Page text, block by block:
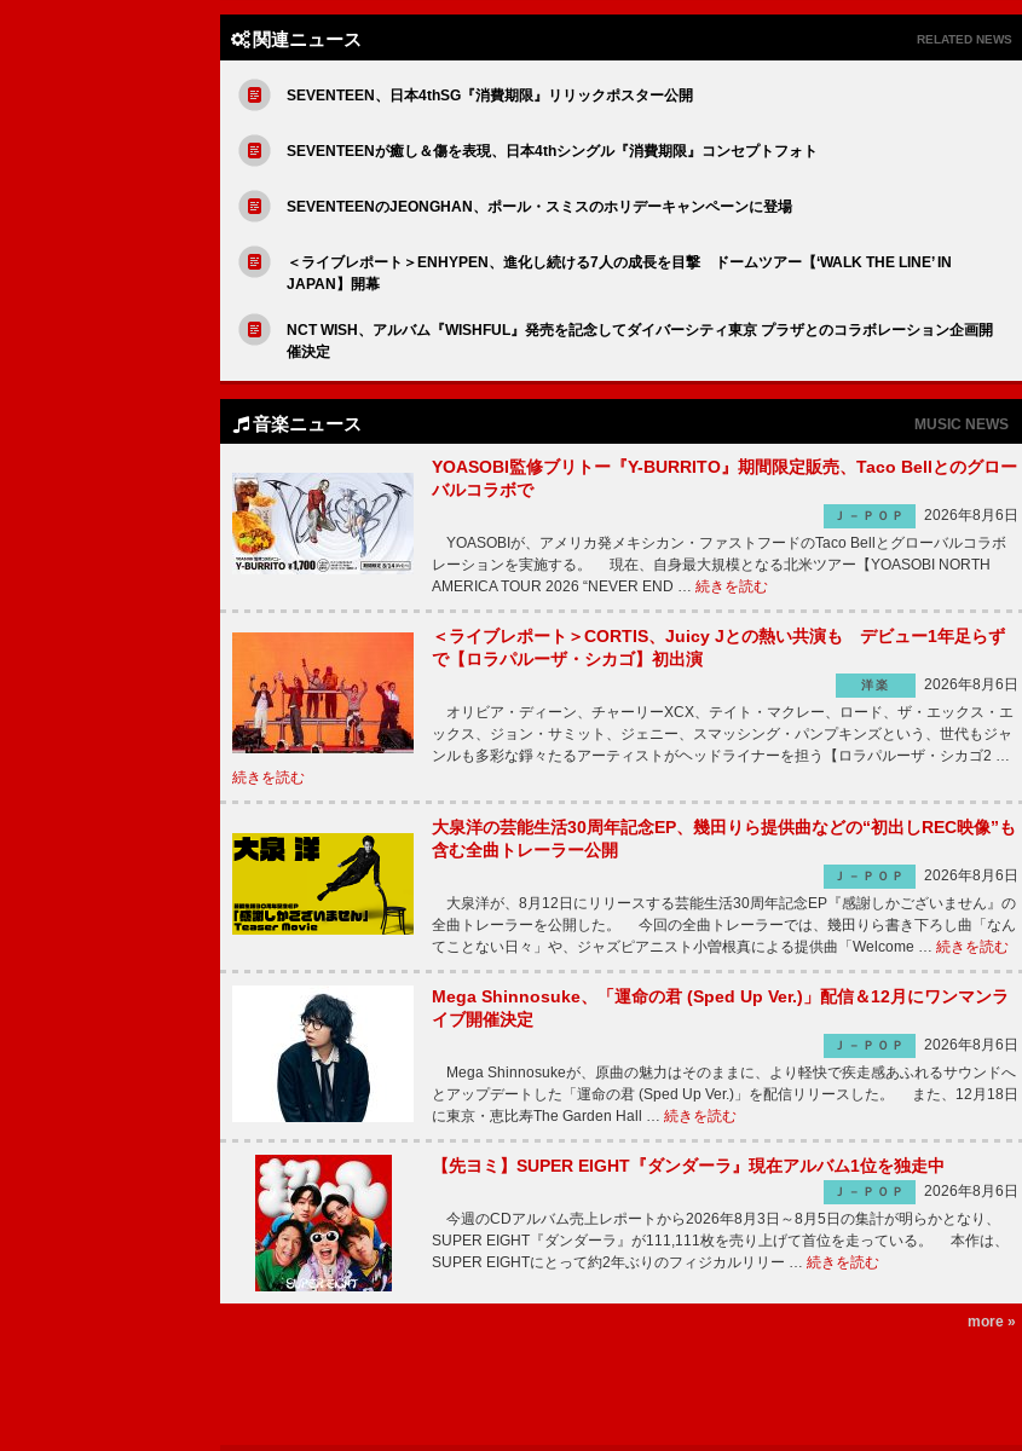
関連ニュース RELATED NEWS
SEVENTEEN、日本4thSG『消費期限』リリックポスター公開
SEVENTEENが癒し＆傷を表現、日本4thシングル『消費期限』コンセプトフォト
SEVENTEENのJEONGHAN、ポール・スミスのホリデーキャンペーンに登場
＜ライブレポート＞ENHYPEN、進化し続ける7人の成長を目撃 ドームツアー【‘WALK THE LINE’ IN
JAPAN】開幕
NCT WISH、アルバム『WISHFUL』発売を記念してダイバーシティ東京 プラザとのコラボレーション企画開
催決定
音楽ニュース MUSIC NEWS
YOASOBI監修ブリトー『Y-BURRITO』期間限定販売、Taco Bellとのグロー
バルコラボで
Ｊ－ＰＯＰ
2026年8月6日
YOASOBIが、アメリカ発メキシカン・ファストフードのTaco Bellとグローバルコラボ
レーションを実施する。 現在、自身最大規模となる北米ツアー【YOASOBI NORTH
AMERICA TOUR 2026 “NEVER END … 続きを読む
＜ライブレポート＞CORTIS、Juicy Jとの熱い共演も デビュー1年足らず
で【ロラパルーザ・シカゴ】初出演
洋楽
2026年8月6日
オリビア・ディーン、チャーリーXCX、テイト・マクレー、ロード、ザ・エックス・エ
ックス、ジョン・サミット、ジェニー、スマッシング・パンプキンズという、世代もジャ
ンルも多彩な錚々たるアーティストがヘッドライナーを担う【ロラパルーザ・シカゴ2 …
続きを読む
大泉洋の芸能生活30周年記念EP、幾田りら提供曲などの“初出しREC映像”も
含む全曲トレーラー公開
Ｊ－ＰＯＰ
2026年8月6日
大泉洋が、8月12日にリリースする芸能生活30周年記念EP『感謝しかございません』の
全曲トレーラーを公開した。 今回の全曲トレーラーでは、幾田りら書き下ろし曲「なん
てことない日々」や、ジャズピアニスト小曽根真による提供曲「Welcome … 続きを読む
Mega Shinnosuke、「運命の君 (Sped Up Ver.)」配信＆12月にワンマンラ
イブ開催決定
Ｊ－ＰＯＰ
2026年8月6日
Mega Shinnosukeが、原曲の魅力はそのままに、より軽快で疾走感あふれるサウンドへ
とアップデートした「運命の君 (Sped Up Ver.)」を配信リリースした。 また、12月18日
に東京・恵比寿The Garden Hall … 続きを読む
【先ヨミ】SUPER EIGHT『ダンダーラ』現在アルバム1位を独走中
Ｊ－ＰＯＰ
2026年8月6日
今週のCDアルバム売上レポートから2026年8月3日～8月5日の集計が明らかとなり、
SUPER EIGHT『ダンダーラ』が111,111枚を売り上げて首位を走っている。 本作は、
SUPER EIGHTにとって約2年ぶりのフィジカルリリー … 続きを読む
more »